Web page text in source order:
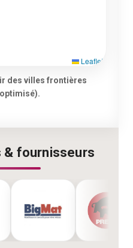
Leaflet
des villes frontières
& fournisseurs